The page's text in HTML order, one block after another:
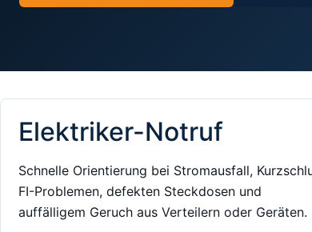
Elektriker-Notruf
Schnelle Orientierung bei Stromausfall,
FI-Problemen, defekten Steckdosen und
auffälligem Geruch aus Verteilern oder Geräten.